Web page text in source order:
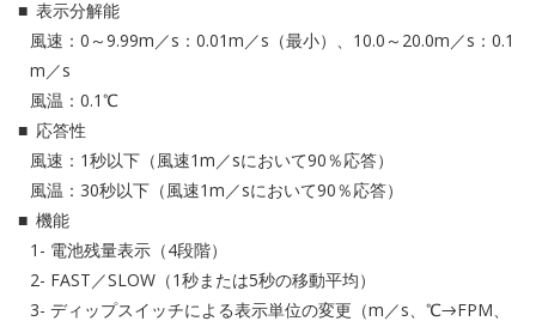
表示分解能
風速：0～9.99m／s：0.01m／s（最小）、10.0～20.0m／s：0.1
m／s
風温：0.1℃
応答性
風速：1秒以下（風速1m／sにおいて90％応答）
風温：30秒以下（風速1m／sにおいて90％応答）
機能
電池残量表示（4段階）
FAST／SLOW（1秒または5秒の移動平均）
ディップスイッチによる表示単位の変更（m／s、℃→FPM、